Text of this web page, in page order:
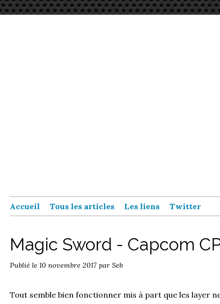
Accueil Tous les articles Les liens Twitter
Magic Sword - Capcom
Publié le 10 novembre 2017 par Seb
Tout semble bien fonctionner mis à part que les layer